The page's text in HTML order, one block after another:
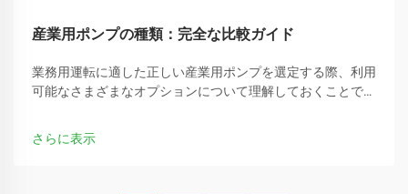
産業用ポンプの種類：完全な比較ガイド
業務用運転に適した正しい産業用ポンプを選定する際、利用
可能なさまざまなオプションについて理解しておくことで、
状態になるかが決まります。産業用ポンプは、無数の製造工
程の要となっています…
さらに表示